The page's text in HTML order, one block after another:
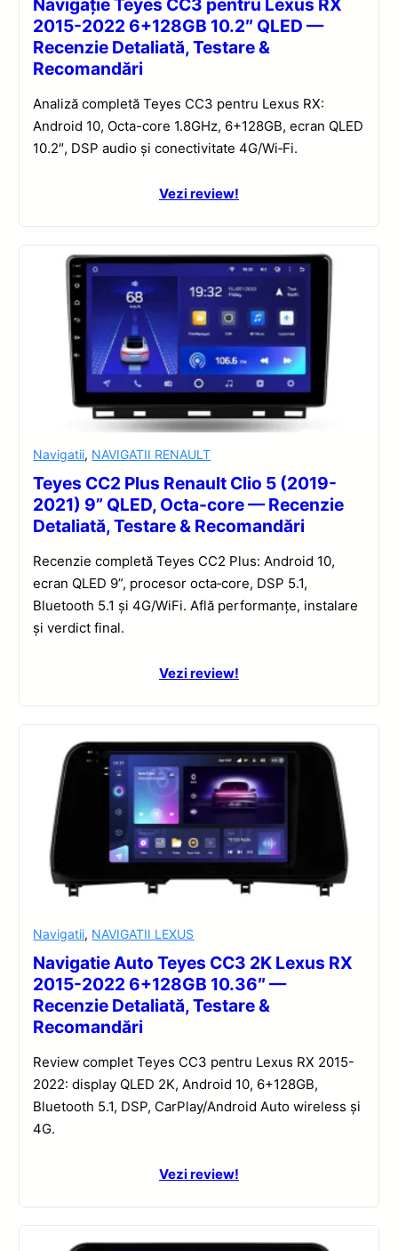
Navigație Teyes CC3 pentru Lexus RX
2015-2022 6+128GB 10.2″ QLED —
Recenzie Detaliată, Testare &
Recomandări
Analiză completă Teyes CC3 pentru Lexus RX:
Android 10, Octa-core 1.8GHz, 6+128GB, ecran QLED
10.2″, DSP audio și conectivitate 4G/Wi‑Fi.
Vezi review!
Navigatii, NAVIGATII RENAULT
Teyes CC2 Plus Renault Clio 5 (2019-
2021) 9” QLED, Octa-core — Recenzie
Detaliată, Testare & Recomandări
Recenzie completă Teyes CC2 Plus: Android 10,
ecran QLED 9”, procesor octa‑core, DSP 5.1,
Bluetooth 5.1 și 4G/WiFi. Află performanțe, instalare
și verdict final.
Vezi review!
Navigatii, NAVIGATII LEXUS
Navigatie Auto Teyes CC3 2K Lexus RX
2015-2022 6+128GB 10.36″ —
Recenzie Detaliată, Testare &
Recomandări
Review complet Teyes CC3 pentru Lexus RX 2015-
2022: display QLED 2K, Android 10, 6+128GB,
Bluetooth 5.1, DSP, CarPlay/Android Auto wireless și
4G.
Vezi review!